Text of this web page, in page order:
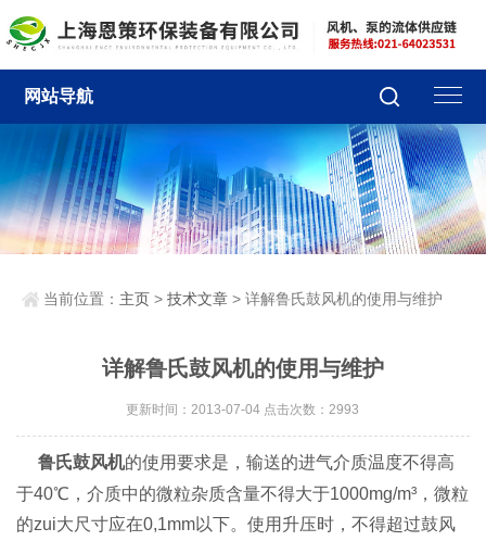
网站导航
当前位置： 主页 >技术文章 > 详解鲁氏鼓风机的使用与维护
详解鲁氏鼓风机的使用与维护
更新时间：2013-07-04 点击次数：2993
鲁氏鼓风机的使用要求是，输送的进气介质温度不得高
于40℃，介质中的微粒杂质含量不得大于1000mg/m³，微粒
的zui大尺寸应在0,1mm以下。使用升压时，不得超过鼓风